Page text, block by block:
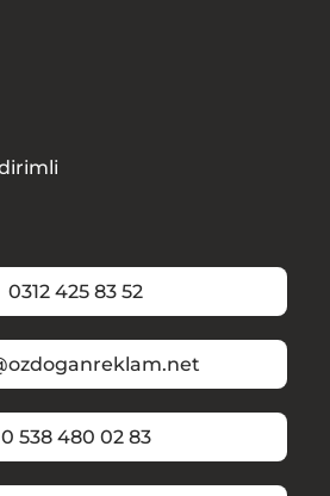
0312 425 83 52
0 538 480 02 83